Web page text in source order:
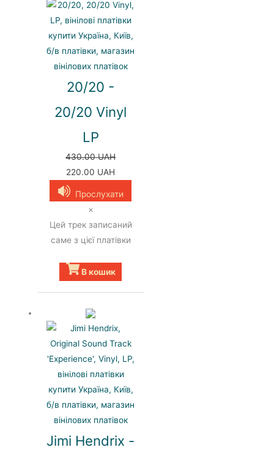
20/20 -
20/20 Vinyl
LP
430.00UAH
Оригінальна
ціна:
430.00 UAH.
220.00 UAH
220.00 UAH.
Прослухати
×
Цей трек записаний
саме з цієї платівки
В кошик
Jimi Hendrix -